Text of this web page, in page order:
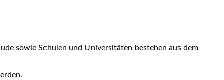
sowie Schulen und Universitäten bestehen aus dem